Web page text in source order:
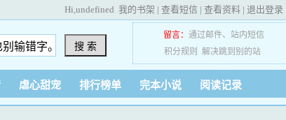
Hi,undefined 我的书架 | 查看短信 | 查看资料 | 退出登录
搜 索
留言： 通过邮件、 站内短信
积分规则
解决跳到别的站
虐心甜宠 排行榜单 完本小说 阅读记录